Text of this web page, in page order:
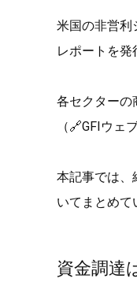
米国の非営利
レポートを発
各セクターの
（🔗GFIウェ
本記事では、
いてまとめて
資金調達